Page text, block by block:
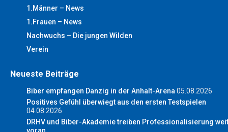
1.Männer – News
1.Frauen – News
Nachwuchs – Die jungen Wilden
Verein
Neueste Beiträge
Biber empfangen Danzig in der Anhalt-Arena 05.08.2026
Positives Gefühl überwiegt aus den ersten Testspielen
04.08.2026
DRHV und Biber-Akademie treiben Professionalisierung